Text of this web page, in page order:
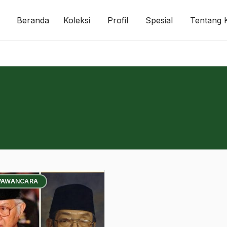
Beranda Koleksi Profil Spesial Tentang